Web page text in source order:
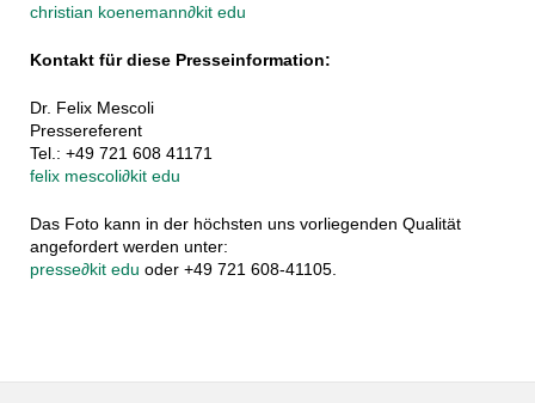
christian koenemann∂kit edu
Kontakt für diese Presseinformation:
Dr. Felix Mescoli
Pressereferent
Tel.: +49 721 608 41171
felix mescoli∂kit edu
Das Foto kann in der höchsten uns vorliegenden Qualität
angefordert werden unter:
presse∂kit edu oder +49 721 608-41105.